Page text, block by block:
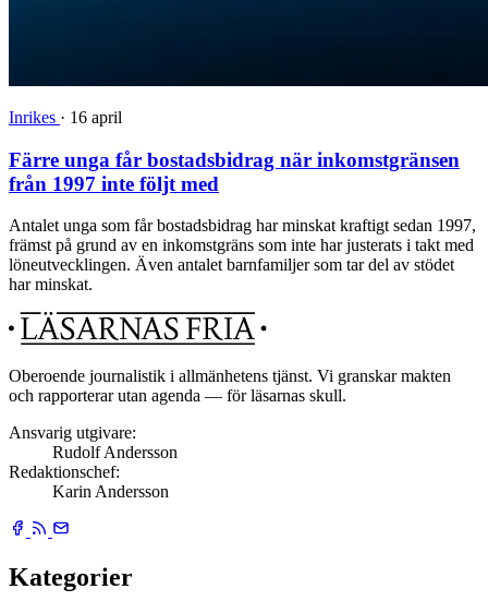
Inrikes · 16 april
Färre unga får bostadsbidrag när inkomstgränsen
från 1997 inte följt med
Antalet unga som får bostadsbidrag har minskat kraftigt sedan 1997,
främst på grund av en inkomstgräns som inte har justerats i takt med
löneutvecklingen. Även antalet barnfamiljer som tar del av stödet
har minskat.
Oberoende journalistik i allmänhetens tjänst. Vi granskar makten
och rapporterar utan agenda — för läsarnas skull.
Ansvarig utgivare:
Rudolf Andersson
Redaktionschef:
Karin Andersson
Kategorier